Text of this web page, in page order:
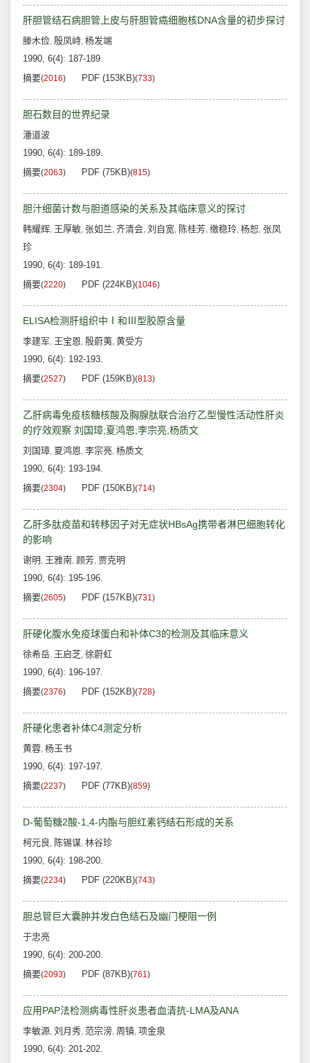
肝胆管结石病胆管上皮与肝胆管癌细胞核DNA含量的初步探讨
滕木俭, 殷凤峙, 杨发端
1990, 6(4): 187-189.
摘要(2016) PDF (153KB)(733)
胆石数目的世界纪录
潘道波
1990, 6(4): 189-189.
摘要(2063) PDF (75KB)(815)
胆汁细菌计数与胆道感染的关系及其临床意义的探讨
韩耀辉, 王厚敏, 张如兰, 齐清会, 刘自宽, 陈桂芳, 缴稳玲, 杨恕, 张凤
珍
1990, 6(4): 189-191.
摘要(2220) PDF (224KB)(1046)
ELISA检测肝组织中Ⅰ和Ⅲ型胶原含量
李建军, 王宝恩, 殷蔚荑, 黄受方
1990, 6(4): 192-193.
摘要(2527) PDF (159KB)(813)
乙肝病毒免疫核糖核酸及胸腺肽联合治疗乙型慢性活动性肝炎
的疗效观察 刘国璋;夏鸿恩;李宗亮;杨质文
刘国璋, 夏鸿恩, 李宗亮, 杨质文
1990, 6(4): 193-194.
摘要(2304) PDF (150KB)(714)
乙肝多肽疫苗和转移因子对无症状HBsAg携带者淋巴细胞转化
的影响
谢明 , 王雅南, 顾芳, 贾克明
1990, 6(4): 195-196.
摘要(2605) PDF (157KB)(731)
肝硬化腹水免疫球蛋白和补体C3的检测及其临床意义
徐希岳, 王启芝, 徐蔚虹
1990, 6(4): 196-197.
摘要(2376) PDF (152KB)(728)
肝硬化患者补体C4测定分析
黄蓉, 杨玉书
1990, 6(4): 197-197.
摘要(2237) PDF (77KB)(859)
D-葡萄糖2酸-1,4-内酯与胆红素钙结石形成的关系
柯元良, 陈锡谋, 林谷珍
1990, 6(4): 198-200.
摘要(2234) PDF (220KB)(743)
胆总管巨大囊肿并发白色结石及幽门梗阻一例
于忠亮
1990, 6(4): 200-200.
摘要(2093) PDF (87KB)(761)
应用PAP法检测病毒性肝炎患者血清抗-LMA及ANA
李敏源, 刘月秀, 范宗滂, 周镇, 项金泉
1990, 6(4): 201-202.